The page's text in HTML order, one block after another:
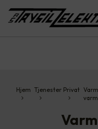
Hjem Tjenester Privat